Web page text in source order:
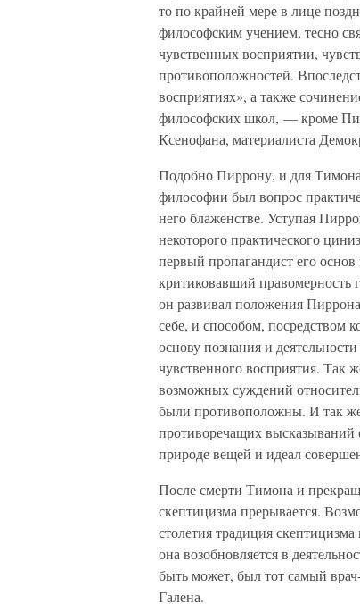
то по крайней мере в лице
философским учением, тесно
чувственных восприятии,
противоположностей.
восприятиях», а также
философских школ, — кроме
Ксенофана, материалиста
Подобно Пиррону, и для
философии был вопрос
него блаженстве. Уступая
некоторого практического
первый пропагандист его
критиковавший правомерность
он развивал положения
себе, и способом, посредством
основу познания и
чувственного восприятия. Так
возможных суждений
были противоположны. И так
противоречащих высказываний
природе вещей и идеал
После смерти Тимона и
скептицизма прерывается.
столетия традиция
она возобновляется в
быть может, был тот самый
Галена.